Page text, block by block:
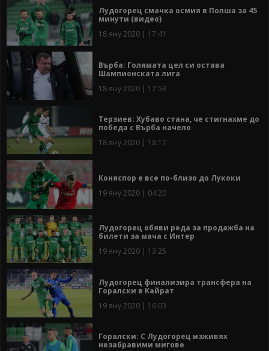
Лудогорец смачка осмия в Полша за 45
минути (видео)
18 яну 2020 | 17:41
Върба: Голямата цел си остава
Шампионската лига
18 яну 2020 | 17:53
Терзиев: Хубаво стана, че стигнахме до
победа с Върба начело
18 яну 2020 | 18:17
Коняспор е все по-близо до Лукоки
19 яну 2020 | 04:20
Лудогорец обяви реда за продажба на
билети за мача с Интер
19 яну 2020 | 13:25
Лудогорец финализира трансфера на
Горалски в Кайрат
19 яну 2020 | 16:03
Горалски: С Лудогорец изживях
незабравими мигове